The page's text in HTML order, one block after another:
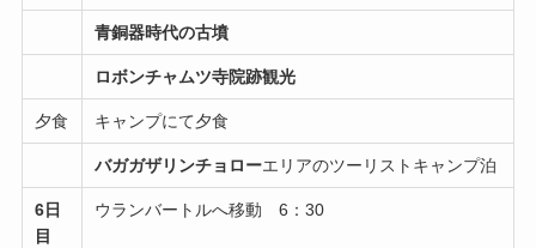
青銅器時代の古墳
ロボンチャムツ寺院跡観光
夕食 キャンプにて夕食
バガガザリンチョローエリアのツーリストキャンプ泊
6日
目
ウランバートルへ移動 6：30